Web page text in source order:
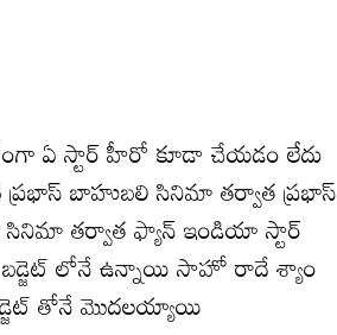
ఏ స్టార్ హీరో కూడా చేయడం లేదు
బాహుబలి సినిమా తర్వాత ప్రభాస్
సినిమా తర్వాత ఫ్యాన్ ఇండియా స్టార్
బడ్జెట్ లోనే ఉన్నాయి సాహో రాదే శ్యాం
తోనే మొదలయ్యాయి